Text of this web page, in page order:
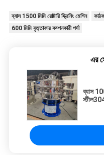
ব্যাস 1500 মিমি রোটারি স্ক্রিনিং মেশিন
600 মিমি বৃত্তাকার কম্পনকারী পর্দা
এর
ব্যাস
স্টীল304